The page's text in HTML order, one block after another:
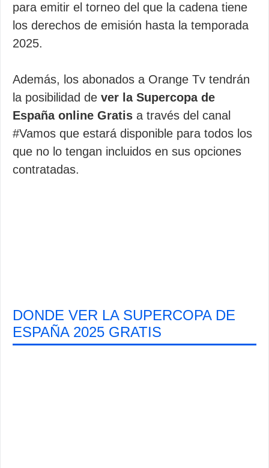
para emitir el torneo del que la cadena tiene
los derechos de emisión hasta la temporada
2025.
Además, los abonados a Orange Tv tendrán
la posibilidad de ver la Supercopa de
España online Gratis a través del canal
#Vamos que estará disponible para todos los
que no lo tengan incluidos en sus opciones
contratadas.
DONDE VER LA SUPERCOPA DE
ESPAÑA 2025 GRATIS